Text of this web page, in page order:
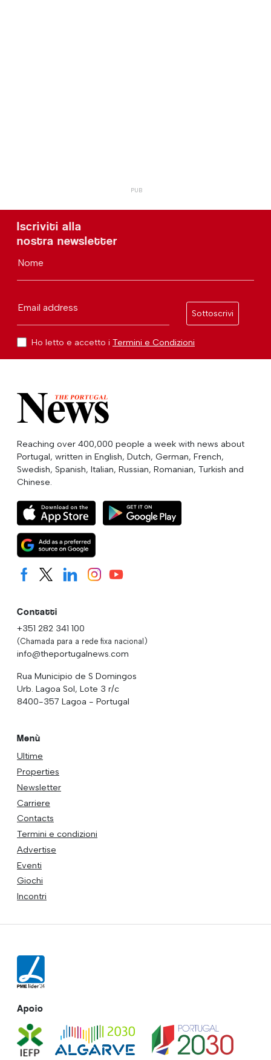
Iscriviti alla
nostra newsletter
Nome
Email address
Sottoscrivi
Ho letto e accetto i Termini e Condizioni
Reaching over 400,000 people a week with news about
Portugal, written in English, Dutch, German, French,
Swedish, Spanish, Italian, Russian, Romanian, Turkish and
Chinese.
Contatti
+351 282 341 100
(Chamada para a rede fixa nacional)
info@theportugalnews.com
Rua Municipio de S Domingos
Urb. Lagoa Sol, Lote 3 r/c
8400-357 Lagoa - Portugal
Menù
Ultime
Properties
Newsletter
Carriere
Contacts
Termini e condizioni
Advertise
Eventi
Giochi
Incontri
Apoio